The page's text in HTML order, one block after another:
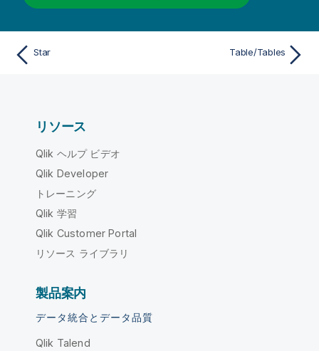
Star Table/Tables
リソース
Qlik ヘルプ ビデオ
Qlik Developer
トレーニング
Qlik 学習
Qlik Customer Portal
リソース ライブラリ
製品案内
データ統合とデータ品質
Qlik Talend